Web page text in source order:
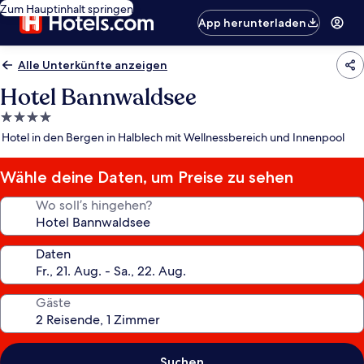
Zum Hauptinhalt springen
App herunterladen
Alle Unterkünfte anzeigen
Hotel Bannwaldsee
4.0-
Sterne-
Hotel in den Bergen in Halblech mit Wellnessbereich und Innenpool
Wähle deine Daten, um Preise zu sehen
Wo soll’s hingehen?
Daten
Gäste